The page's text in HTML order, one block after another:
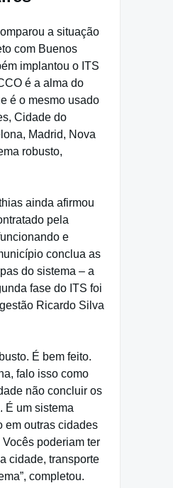
a situação
com Buenos
implantou o ITS
é a alma do
é o mesmo usado
Cidade do
Madrid, Nova
robusto,
ainda afirmou
pela
e
conclua as
do sistema – a
fase do ITS foi
Ricardo Silva
É bem feito.
falo isso como
não concluir os
É um sistema
em outras cidades
poderiam ter
cidade, transporte
completou.